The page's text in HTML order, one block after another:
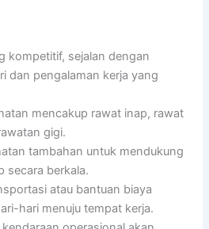
kompetitif, sejalan dengan
dan pengalaman kerja yang
mencakup rawat inap, rawat
gigi.
tambahan untuk mendukung
secara berkala.
atau bantuan biaya
hari menuju tempat kerja.